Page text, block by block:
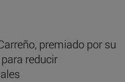
premiado por su
reducir